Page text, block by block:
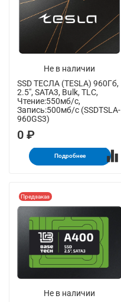
Не в наличии
SSD ТЕСЛА (TESLA) 960Гб,
2.5", SATA3, Bulk, TLC,
Чтение:550мб/с,
Запись:500мб/с (SSDTSLA-
960GS3)
0 ₽
Подробнее
Не в наличии
Предзаказ